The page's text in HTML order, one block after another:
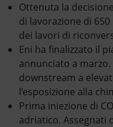
Ottenuta la
di lavorazione di
dei lavori di
Eni ha finalizzato il
annunciato a
downstream a
l’esposizione alla
Prima iniezione di CO
adriatico. Assegnati